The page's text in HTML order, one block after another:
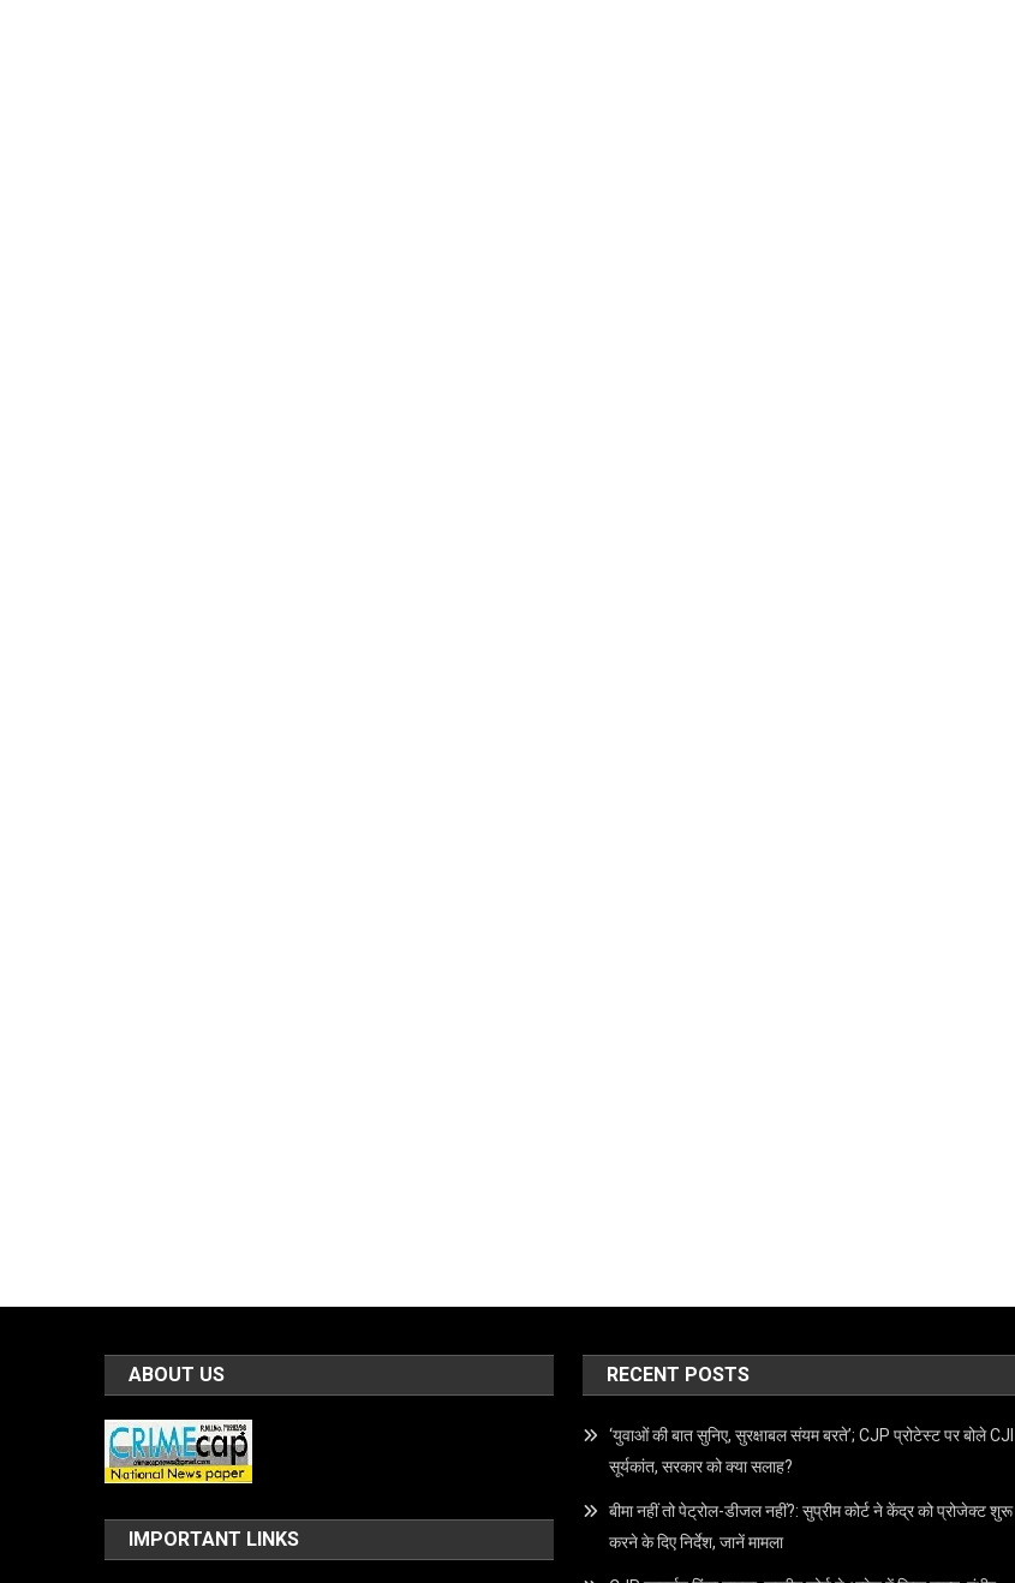
ABOUT US
IMPORTANT LINKS
RECENT POSTS
‘युवाओं की बात सुनिए, सुरक्षाबल संयम बरते’; CJP प्रोटेस्ट पर बोले CJI
सूर्यकांत, सरकार को क्या सलाह?
बीमा नहीं तो पेट्रोल-डीजल नहीं?: सुप्रीम कोर्ट ने केंद्र को प्रोजेक्ट शुरू
करने के दिए निर्देश, जानें मामला